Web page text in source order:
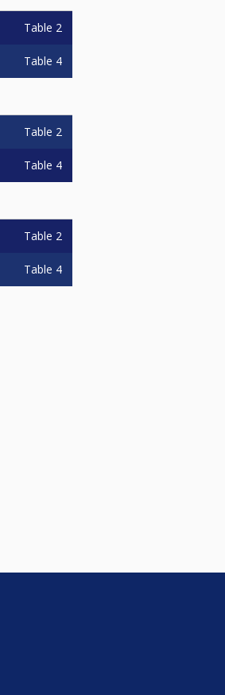
Table 2
Table 4
Table 2
Table 4
Table 2
Table 4